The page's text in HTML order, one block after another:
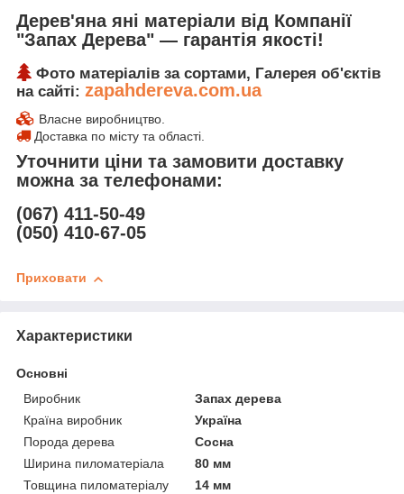
Дерев'яна яні матеріали від Компанії
"Запах Дерева" ― гарантія якості!
Фото матеріалів за сортами, Галерея об'єктів
на сайті: zapahdereva.com.ua
Власне виробництво.
Доставка по місту та області.
Уточнити ціни та замовити доставку
можна за телефонами:
(067) 411-50-49
(050) 410-67-05
Приховати
Характеристики
Основні
Виробник
Запах дерева
Країна виробник
Україна
Порода дерева
Сосна
Ширина пиломатеріала
80 мм
Товщина пиломатеріалу
14 мм